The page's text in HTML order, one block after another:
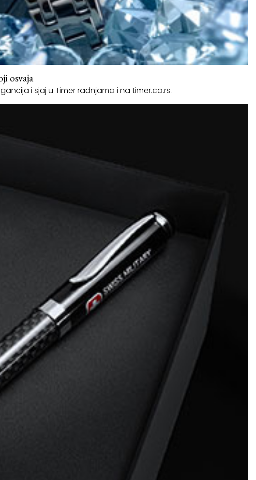
osvaja
i sjaj u Timer radnjama i na timer.co.rs.